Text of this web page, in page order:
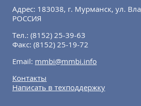
Адрес: 183038, г. Мурманск, ул.
РОССИЯ
Тел.: (8152) 25-39-63
Факс: (8152) 25-19-72
Email: mmbi@mmbi.info
Контакты
Написать в техподдержку